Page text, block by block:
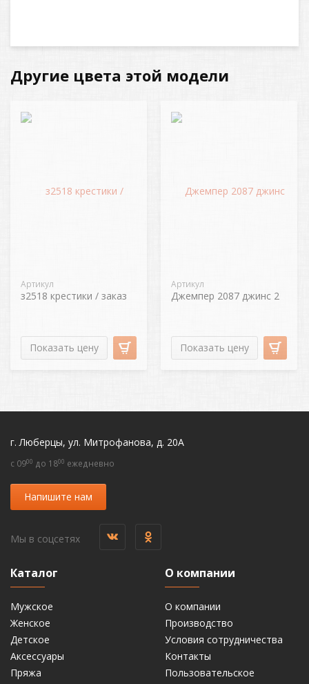
Другие цвета этой модели
Артикул
з2518 крестики / заказ
Показать цену
Артикул
Джемпер 2087 джинс 2
Показать цену
г. Люберцы, ул. Митрофанова, д. 20А
c 0900 до 1800 ежедневно
Напишите нам
Мы в соцсетях
Каталог
Мужское
Женское
Детское
Аксессуары
Пряжа
О компании
О компании
Производство
Условия сотрудничества
Контакты
Пользовательское